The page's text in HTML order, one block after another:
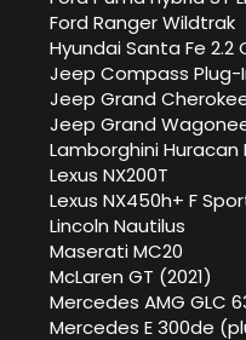
Ford Ranger Wildtrak
Hyundai Santa Fe 2.2
Jeep Compass Plug-
Jeep Grand
Jeep Grand
Lamborghini Huracan
Lexus NX200T
Lexus NX450h+ F
Lincoln Nautilus
Maserati MC20
McLaren GT (2021)
Mercedes AMG GLC
Mercedes E 300de